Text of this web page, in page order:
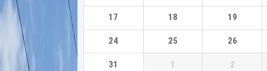
17 18 19
24 25 26
31 1 2